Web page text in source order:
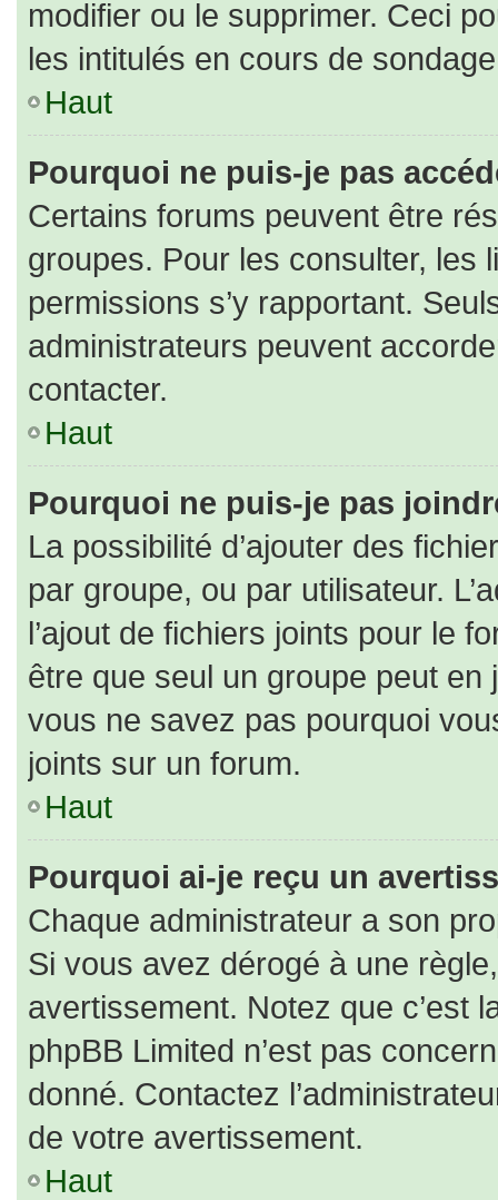
modifier ou le supprimer. Ceci
les intitulés en cours de
Haut
Pourquoi ne puis-je pas
Certains forums peuvent être
groupes. Pour les consulter, les
permissions s’y rapportant.
administrateurs peuvent
contacter.
Haut
Pourquoi ne puis-je pas
La possibilité d’ajouter des
par groupe, ou par utilisateur.
l’ajout de fichiers joints pour le
être que seul un groupe peut en
vous ne savez pas pourquoi
joints sur un forum.
Haut
Pourquoi ai-je reçu un
Chaque administrateur a son
Si vous avez dérogé à une
avertissement. Notez que c’est
phpBB Limited n’est pas
donné. Contactez
de votre avertissement.
Haut